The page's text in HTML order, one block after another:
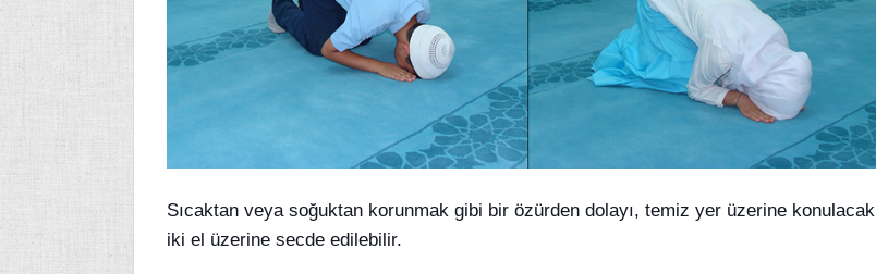
Sıcaktan veya soğuktan korunmak gibi bir özürden dolayı, temiz yer üzerine konulacak
iki el üzerine secde edilebilir.